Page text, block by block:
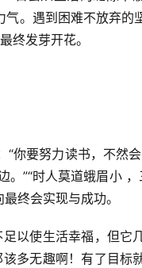
。遇到困难不放弃的
终发芽开花。
你要努力读书，不然
”“时人莫道蛾眉小
终会实现与成功。
以使生活幸福，但它
多无趣啊！有了目标